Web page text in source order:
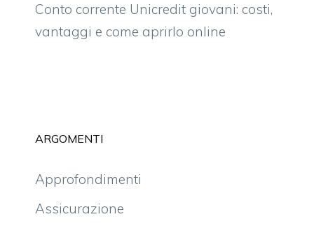
Conto corrente Unicredit giovani: costi,
vantaggi e come aprirlo online
ARGOMENTI
Approfondimenti
Assicurazione